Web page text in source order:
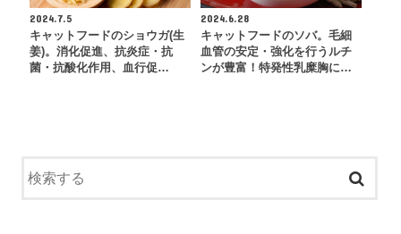
2024.7.5
キャットフードのショウガ(生
姜)。消化促進、抗炎症・抗
菌・抗酸化作用、血行促…
2024.6.28
キャットフードのソバ。毛細
血管の安定・強化を行うルチ
ンが豊富！特発性乳糜胸に…